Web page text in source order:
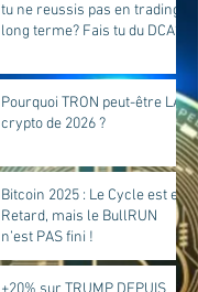
tu ne reussis pas en trading
long terme? Fais tu du DCA?
Pourquoi TRON peut-être LA
crypto de 2026 ?
Bitcoin 2025 : Le Cycle est en
Retard, mais le BullRUN
n’est PAS fini !